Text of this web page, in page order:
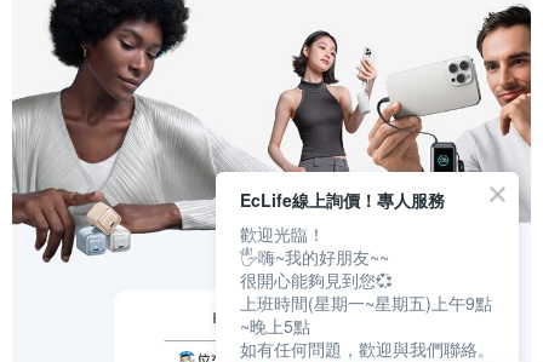
EcLife線上詢價！專人服務
歡迎光臨！
🖐嗨~我的好朋友~~
很開心能夠見到您💞
上班時間(星期一~星期五)上午9點
~晚上5點
如有任何問題，歡迎與我們聯絡。